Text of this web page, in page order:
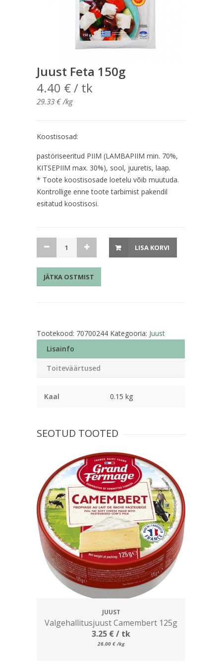
Juust Feta 150g
4.40 €/ tk
29.33€ /kg
Koostisosad:
pastöriseeritud PIIM (LAMBAPIIM min. 70%,
KITSEPIIM max. 30%), sool, juuretis, laap.
* Toote koostisosade loetelu võib muutuda.
Kontrollige enne toote tarbimist pakendil
esitatud koostisosi.
150g
kogus
LISA KORVI
JÄTKA OSTMIST
Tootekood: 70700244 Kategooria: Juust
Lisainfo
Toiteväärtused
Kaal 0.15 kg
SEOTUD TOOTED
JUUST
Valgehallitusjuust Camembert 125g
3.25 €/ tk
26.00 € /kg